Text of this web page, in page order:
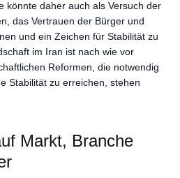
könnte daher auch als Versuch der
das Vertrauen der Bürger und
und ein Zeichen für Stabilität zu
im Iran ist nach wie vor
Reformen, die notwendig
Stabilität zu erreichen, stehen
Markt, Branche